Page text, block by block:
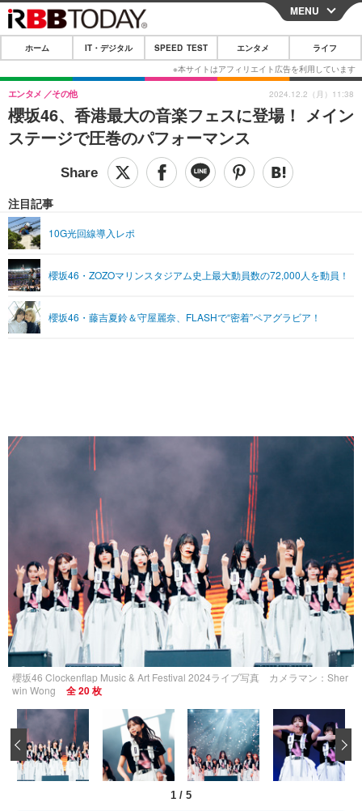
CLOSE
ホーム
IT・デジタル
IT・デジタルTOP スマートフォン
ショッピング その他
SPEED TEST
エンタメTOP 映画・ドラマ
ブログ
ショッピング その他
ライフTOP
リリース一覧
プッシュ通知の停止方法
MENU
ホーム IT・デジタル SPEED TEST エンタメ ライフ
櫻坂46、香港最大の音楽フェスに登場！ メイン
ステージで圧巻のパフォーマンス
エンタメ その他
注目記事
10G光回線導入レポ
櫻坂46・ZOZOマリンスタジアム史上最大動員数の72,000人を動員！
櫻坂46・藤吉夏鈴＆守屋麗奈、FLASHで“密着”ペアグラビア！
2024.12.2（月）11:38
櫻坂46 Clockenflap Music & Art Festival 2024ライブ写真 カメラマン：Sher
win Wong
全 20 枚
1 / 5
‹